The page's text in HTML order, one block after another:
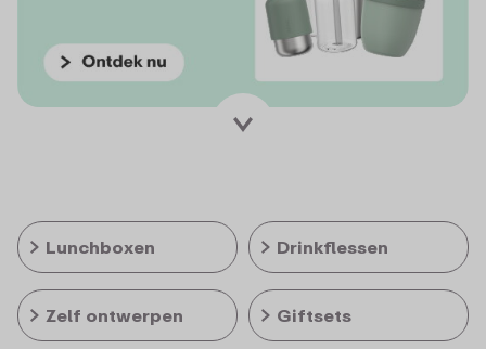
Lunchboxen Drinkflessen
Zelf ontwerpen Giftsets